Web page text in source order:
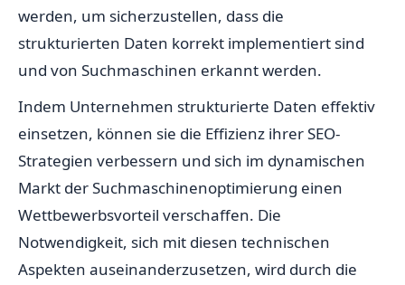
werden, um sicherzustellen, dass die
strukturierten Daten korrekt implementiert sind
und von Suchmaschinen erkannt werden.
Indem Unternehmen strukturierte Daten effektiv
einsetzen, können sie die Effizienz ihrer SEO-
Strategien verbessern und sich im dynamischen
Markt der Suchmaschinenoptimierung einen
Wettbewerbsvorteil verschaffen. Die
Notwendigkeit, sich mit diesen technischen
Aspekten auseinanderzusetzen, wird durch die